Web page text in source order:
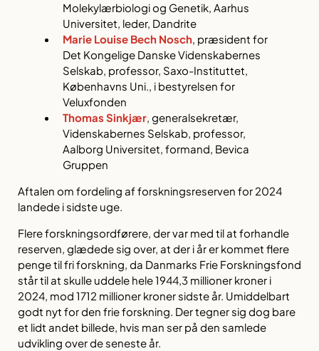
Molekylærbiologi og Genetik, Aarhus
Universitet, leder, Dandrite
Marie Louise Bech Nosch, præsident for
Det Kongelige Danske Videnskabernes
Selskab, professor, Saxo-Instituttet,
Københavns Uni., i bestyrelsen for
Veluxfonden
Thomas Sinkjær, generalsekretær,
Videnskabernes Selskab, professor,
Aalborg Universitet, formand, Bevica
Gruppen
Aftalen om fordeling af forskningsreserven for 2024
landede i sidste uge.
Flere forskningsordførere, der var med til at forhandle
reserven, glædede sig over, at der i år er kommet flere
penge til fri forskning, da Danmarks Frie Forskningsfond
står til at skulle uddele hele 1944,3 millioner kroner i
2024, mod 1712 millioner kroner sidste år. Umiddelbart
godt nyt for den frie forskning. Der tegner sig dog bare
et lidt andet billede, hvis man ser på den samlede
udvikling over de seneste år.